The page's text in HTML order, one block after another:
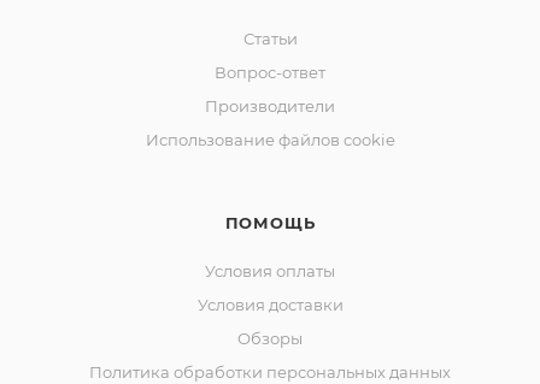
Статьи
Вопрос-ответ
Производители
Использование файлов cookie
ПОМОЩЬ
Условия оплаты
Условия доставки
Обзоры
Политика обработки персональных данных